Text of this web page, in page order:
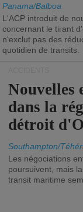
Panama/Balboa
L'ACP introduit de
concernant le tirant
n'exclut pas des
quotidien de transits.
Nouvelles
dans la
détroit
Southampton/
Les négociations
poursuivent, mais
transit maritime